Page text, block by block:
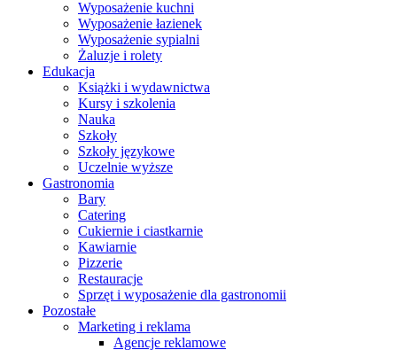
Wyposażenie kuchni
Wyposażenie łazienek
Wyposażenie sypialni
Żaluzje i rolety
Edukacja
Książki i wydawnictwa
Kursy i szkolenia
Nauka
Szkoły
Szkoły językowe
Uczelnie wyższe
Gastronomia
Bary
Catering
Cukiernie i ciastkarnie
Kawiarnie
Pizzerie
Restauracje
Sprzęt i wyposażenie dla gastronomii
Pozostałe
Marketing i reklama
Agencje reklamowe